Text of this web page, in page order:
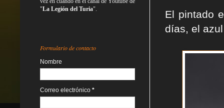
El pintado
días, el
"La Legión del Turia".
Formulario de contacto
Nombre
Correo electrónico *